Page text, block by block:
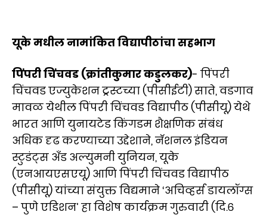
यूके मधील नामांकित विद्यापीठांचा सहभाग
पिंपरी चिंचवड (क्रांतीकुमार कडुलकर)- पिंपरी
चिंचवड एज्युकेशन ट्रस्टच्या (पीसीईटी) साते, वडगाव
मावळ येथील पिंपरी चिंचवड विद्यापीठ (पीसीयू) येथे
भारत आणि युनायटेड किंगडम शैक्षणिक संबंध
अधिक दृढ करण्याच्या उद्देशाने, नॅशनल इंडियन
स्टुडंट्स अँड अल्युमनी युनियन, यूके
(एनआयएसएयू) आणि पिंपरी चिंचवड विद्यापीठ
(पीसीयू) यांच्या संयुक्त विद्यमाने ‘अचिव्हर्स डायलॉग्स
– पुणे एडिशन’ हा विशेष कार्यक्रम गुरुवारी (दि.६